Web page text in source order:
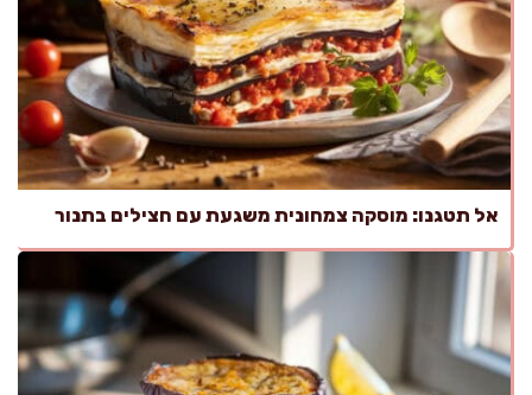
אל תטגנו: מוסקה צמחונית משגעת עם חצילים בתנור